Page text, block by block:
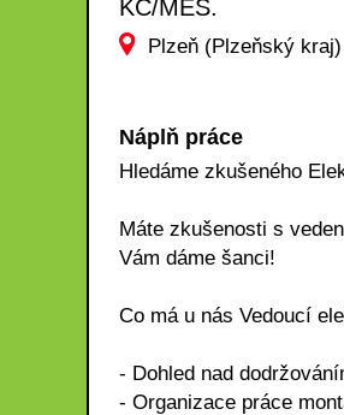
KČ/MĚS.
Plzeň (Plzeňský kraj)
Náplň práce
Hledáme zkušeného
Máte zkušenosti s
Vám dáme šanci!
Co má u nás Vedoucí
- Dohled nad
- Organizace práce